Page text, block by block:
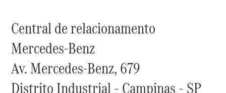
Todos os
SUVs
Central de relacionamento
Mercedes-Benz
Av. Mercedes-Benz, 679
Distrito Industrial - Campinas - SP